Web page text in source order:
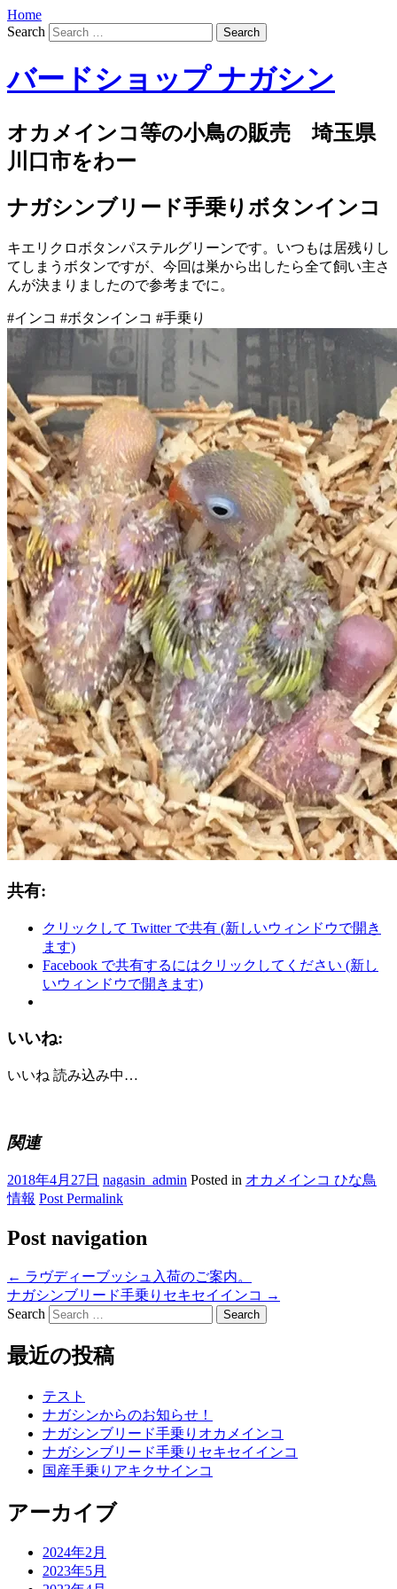
Home
Search
バードショップ ナガシン
オカメインコ等の小鳥の販売 埼玉県
川口市をわー
ナガシンブリード手乗りボタンインコ
キエリクロボタンパステルグリーンです。いつもは居残りし
てしまうボタンですが、今回は巣から出したら全て飼い主さ
んが決まりましたので参考までに。
#インコ #ボタンインコ #手乗り
共有:
クリックして Twitter で共有 (新しいウィンドウで開き
ます)
Facebook で共有するにはクリックしてください (新し
いウィンドウで開きます)
いいね:
いいね 読み込み中…
関連
2018年4月27日 nagasin_admin Posted in オカメインコ ひな鳥
情報 Post Permalink
Post navigation
← ラヴディーブッシュ入荷のご案内。
ナガシンブリード手乗りセキセイインコ →
Search
最近の投稿
テスト
ナガシンからのお知らせ！
ナガシンブリード手乗りオカメインコ
ナガシンブリード手乗りセキセイインコ
国産手乗りアキクサインコ
アーカイブ
2024年2月
2023年5月